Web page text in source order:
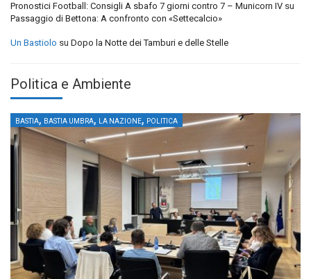
Pronostici Football: Consigli A sbafo 7 giorni contro 7 – Municorn IV su
Passaggio di Bettona: A confronto con «Settecalcio»
Un Bastiolo su Dopo la Notte dei Tamburi e delle Stelle
Politica e Ambiente
BASTIA, BASTIA UMBRA, LA NAZIONE, POLITICA